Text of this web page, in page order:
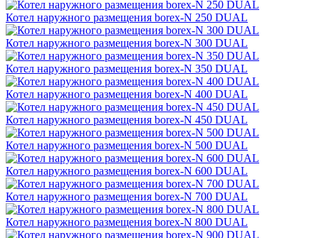
Котел наружного размещения borex-N 250 DUAL
Котел наружного размещения borex-N 300 DUAL
Котел наружного размещения borex-N 350 DUAL
Котел наружного размещения borex-N 400 DUAL
Котел наружного размещения borex-N 450 DUAL
Котел наружного размещения borex-N 500 DUAL
Котел наружного размещения borex-N 600 DUAL
Котел наружного размещения borex-N 700 DUAL
Котел наружного размещения borex-N 800 DUAL